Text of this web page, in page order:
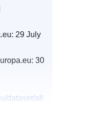
29 July
30
dataset/all